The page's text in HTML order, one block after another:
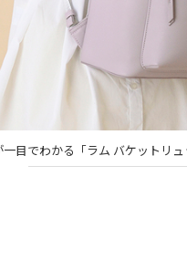
目でわかる「ラム バケットリ